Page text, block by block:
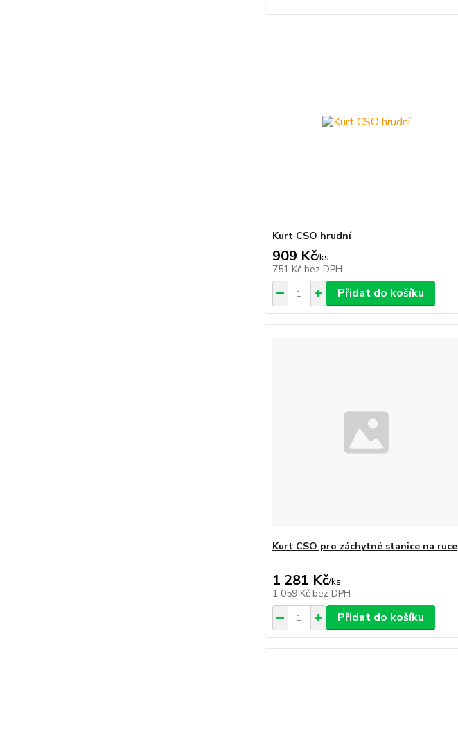
Kurt CSO hrudní
909 Kč/ks
751 Kč bez DPH
Přidat do košíku
Kurt CSO pro záchytné stanice na ruce
1 281 Kč/ks
1 059 Kč bez DPH
Přidat do košíku